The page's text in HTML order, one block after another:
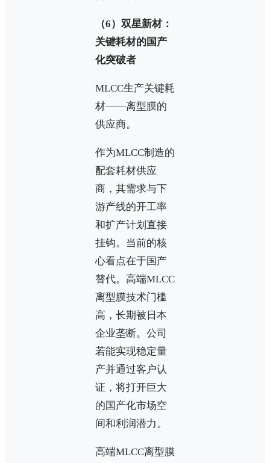
（6）双星新材：
关键耗材的国产
化突破者
MLCC生产关键耗
材——离型膜的
供应商。
作为MLCC制造的
配套耗材供应
商，其需求与下
游产线的开工率
和扩产计划直接
挂钩。当前的核
心看点在于国产
替代。高端MLCC
离型膜技术门槛
高，长期被日本
企业垄断。公司
若能实现稳定量
产并通过客户认
证，将打开巨大
的国产化市场空
间和利润潜力。
高端MLCC离型膜